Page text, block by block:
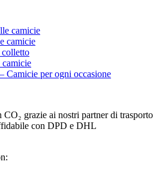
camicie
camicie
camicie
Camicie per ogni occasione
CO₂ grazie ai nostri partner di trasporto
con DPD e DHL